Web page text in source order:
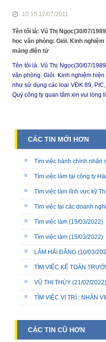
10:15 12/07/2011
Tên tôi là: Vũ Thị Ngọc(30/07/
học văn phòng: Giỏi. Kinh
mảng điện tử
Tên tôi là: Vũ Thị Ngọc(30/07/
văn phòng: Giỏi. Kinh nghiệm
như sử dụng các loại VĐK 89,
Quý công ty quan tâm xin vui lòng
CÁC TIN MỚI HƠN
Tìm việc hành chính nhân
Tìm việc làm tại công ty
Tìm việc làm lĩnh vực kỹ
Tìm việc tại các doanh
Tìm việc làm (15/03/2022)
Tìm việc làm (15/03/2022)
LÂM HẢI ĐĂNG (10/03/
TÌM VIỆC KẾ TOÁN
VŨ THỊ THÙY (21/02/2022)
TÌM VIỆC VỊ TRÍ : NHÂN
CÁC TIN CŨ HƠN